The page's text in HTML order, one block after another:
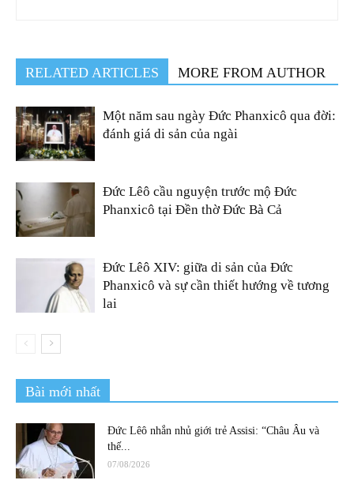
RELATED ARTICLES MORE FROM AUTHOR
Một năm sau ngày Đức Phanxicô qua đời:
đánh giá di sản của ngài
Đức Lêô cầu nguyện trước mộ Đức
Phanxicô tại Đền thờ Đức Bà Cả
Đức Lêô XIV: giữa di sản của Đức
Phanxicô và sự cần thiết hướng về tương
lai
Bài mới nhất
Đức Lêô nhắn nhủ giới trẻ Assisi: “Châu Âu và
thế...
07/08/2026